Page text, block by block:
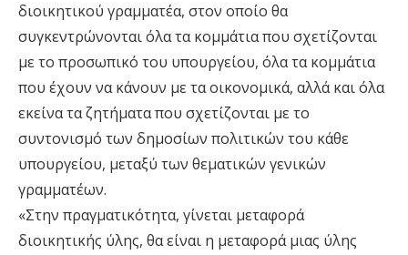
διοικητικού γραμματέα, στον οποίο θα
συγκεντρώνονται όλα τα κομμάτια που σχετίζονται
με το προσωπικό του υπουργείου, όλα τα κομμάτια
που έχουν να κάνουν με τα οικονομικά, αλλά και όλα
εκείνα τα ζητήματα που σχετίζονται με το
συντονισμό των δημοσίων πολιτικών του κάθε
υπουργείου, μεταξύ των θεματικών γενικών
γραμματέων.
«Στην πραγματικότητα, γίνεται μεταφορά
διοικητικής ύλης, θα είναι η μεταφορά μιας ύλης